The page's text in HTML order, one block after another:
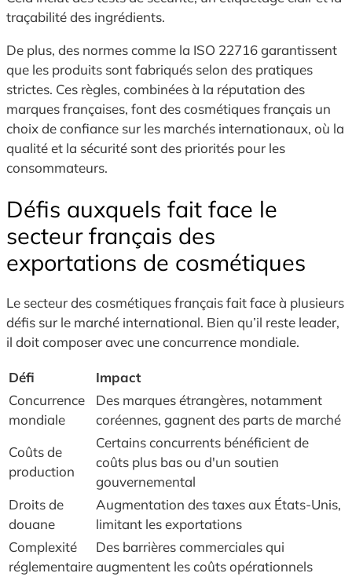
traçabilité des ingrédients.
De plus, des normes comme la ISO 22716 garantissent
que les produits sont fabriqués selon des pratiques
strictes. Ces règles, combinées à la réputation des
marques françaises, font des cosmétiques français un
choix de confiance sur les marchés internationaux, où la
qualité et la sécurité sont des priorités pour les
consommateurs.
Défis auxquels fait face le
secteur français des
exportations de cosmétiques
Le secteur des cosmétiques français fait face à plusieurs
défis sur le marché international. Bien qu’il reste leader,
il doit composer avec une concurrence mondiale.
Défi
Impact
Concurrence
mondiale
Des marques étrangères, notamment
coréennes, gagnent des parts de marché
Coûts de
production
Certains concurrents bénéficient de
coûts plus bas ou d'un soutien
gouvernemental
Droits de
douane
Augmentation des taxes aux États-Unis,
limitant les exportations
Complexité
réglementaire
Des barrières commerciales qui
augmentent les coûts opérationnels